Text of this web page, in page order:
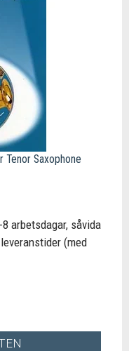
Tenor Saxophone
arbetsdagar, såvida
(med